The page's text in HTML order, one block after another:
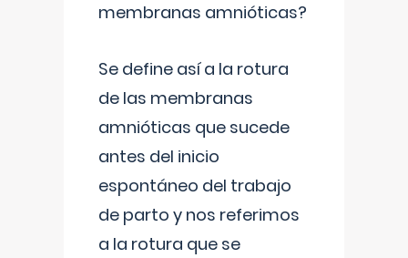
membranas amnióticas?
Se define así a la rotura
de las membranas
amnióticas que sucede
antes del inicio
espontáneo del trabajo
de parto y nos referimos
a la rotura que se